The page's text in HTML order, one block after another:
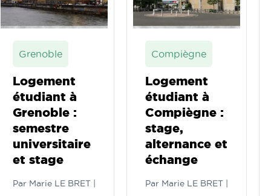
Grenoble
Logement
étudiant à
Grenoble :
semestre
universitaire
et stage
Par Marie LE BRET
Compiègne
Logement
étudiant à
Compiègne :
stage,
alternance et
échange
Par Marie LE BRET